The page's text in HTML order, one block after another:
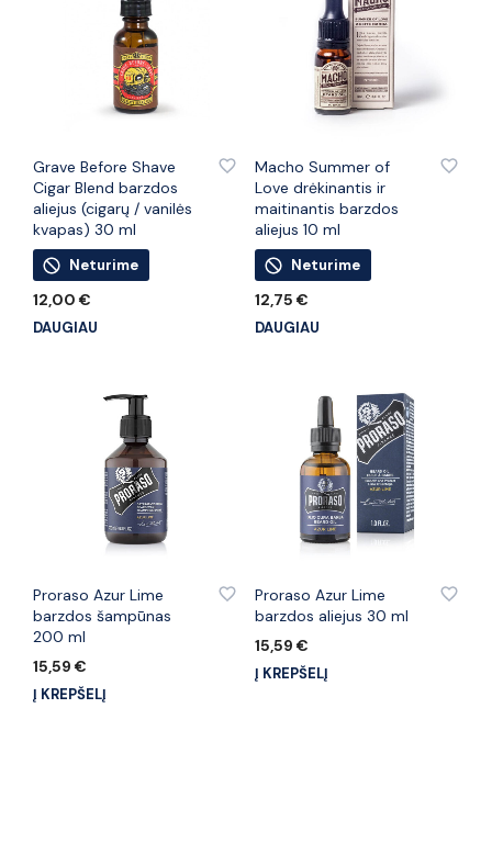
Grave Before Shave
Cigar Blend barzdos
aliejus (cigarų / vanilės
kvapas) 30 ml
Neturime
12,00 €
DAUGIAU
Macho Summer of
Love drėkinantis ir
maitinantis barzdos
aliejus 10 ml
Neturime
12,75 €
DAUGIAU
Proraso Azur Lime
barzdos šampūnas
200 ml
15,59 €
Į KREPŠELĮ
Proraso Azur Lime
barzdos aliejus 30 ml
15,59 €
Į KREPŠELĮ